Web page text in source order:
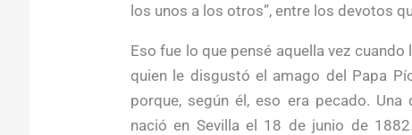
los unos a los otros”, entre los devotos
Eso fue lo que pensé aquella vez
quien le disgustó el amago del Papa
porque, según él, eso era pecado.
nació en Sevilla el 18 de junio de